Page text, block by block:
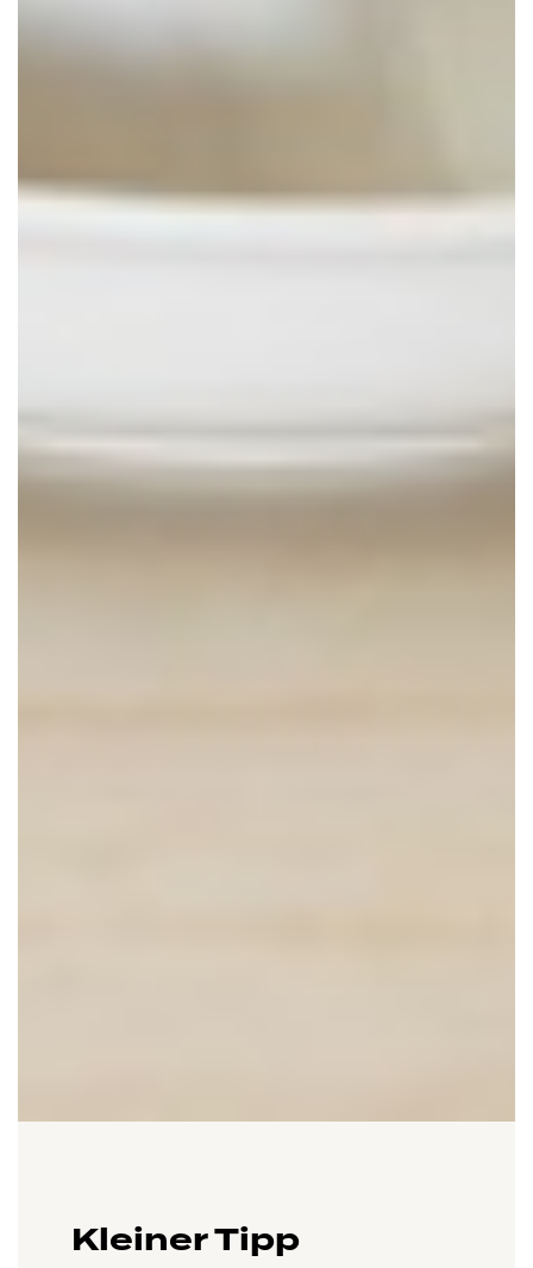
Kleiner Tipp